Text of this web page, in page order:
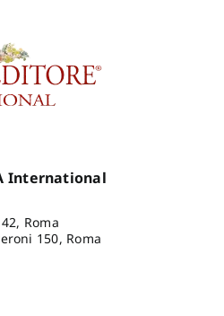
International
Roma
150, Roma